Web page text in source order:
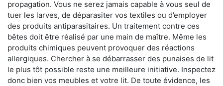
propagation. Vous ne serez jamais capable à vous seul de
tuer les larves, de déparasiter vos textiles ou d’employer
des produits antiparasitaires. Un traitement contre ces
bêtes doit être réalisé par une main de maître. Même les
produits chimiques peuvent provoquer des réactions
allergiques. Chercher à se débarrasser des punaises de lit
le plus tôt possible reste une meilleure initiative. Inspectez
donc bien vos meubles et votre lit. De toute évidence, les